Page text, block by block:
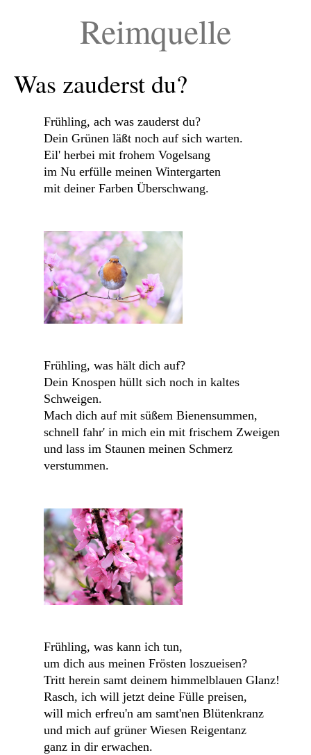
Reimquelle
Was zauderst du?
Frühling, ach was zauderst du?
Dein Grünen läßt noch auf sich warten.
Eil' herbei mit frohem Vogelsang
im Nu erfülle meinen Wintergarten
mit deiner Farben Überschwang.
Frühling, was hält dich auf?
Dein Knospen hüllt sich noch in kaltes
Schweigen.
Mach dich auf mit süßem Bienensummen,
schnell fahr' in mich ein mit frischem Zweigen
und lass im Staunen meinen Schmerz
verstummen.
Frühling, was kann ich tun,
um dich aus meinen Frösten loszueisen?
Tritt herein samt deinem himmelblauen Glanz!
Rasch, ich will jetzt deine Fülle preisen,
will mich erfreu'n am samt'nen Blütenkranz
und mich auf grüner Wiesen Reigentanz
ganz in dir erwachen.